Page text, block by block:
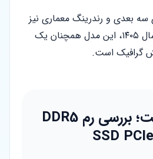
سه بعدی و رندرینگ معماری نیز
بسیار کارآمد است. در سال ۱۴۰۵، این مدل همچنان یک
گرافیک است.
حافظه و سرعت؛ بررسی رم DDR5